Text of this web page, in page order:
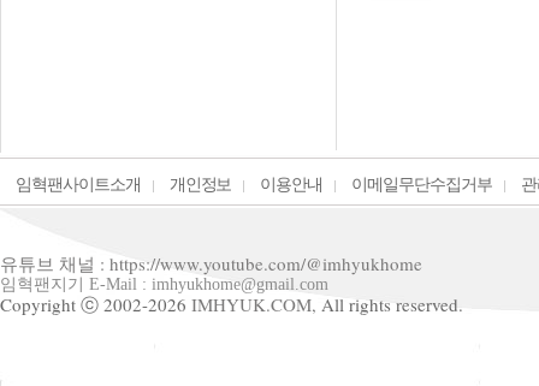
임혁팬사이트소개 개인정보 이용안내 이메일무단수집거부
유튜브 채널 : https://www.youtube.com/@imhyukhome
임혁팬지기 E-Mail : imhyukhome@gmail.com
Copyright ⓒ 2002-2026 IMHYUK.COM, All rights reserved.